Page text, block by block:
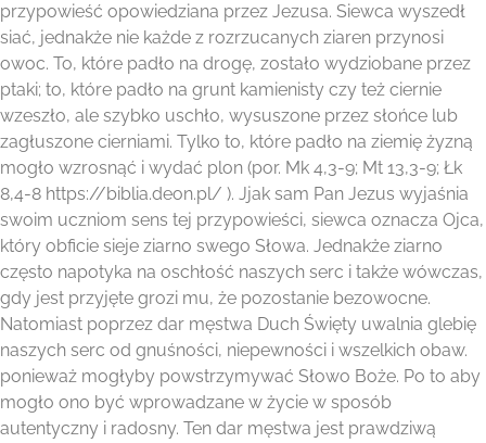
przypowieść opowiedziana przez Jezusa. Siewca wyszedł
siać, jednakże nie każde z rozrzucanych ziaren przynosi
owoc. To, które padło na drogę, zostało wydziobane przez
ptaki; to, które padło na grunt kamienisty czy też ciernie
wzeszło, ale szybko uschło, wysuszone przez słońce lub
zagłuszone cierniami. Tylko to, które padło na ziemię żyzną
mogło wzrosnąć i wydać plon (por. Mk 4,3-9; Mt 13,3-9; Łk
8,4-8 https://biblia.deon.pl/ ). Jjak sam Pan Jezus wyjaśnia
swoim uczniom sens tej przypowieści, siewca oznacza Ojca,
który obficie sieje ziarno swego Słowa. Jednakże ziarno
często napotyka na oschłość naszych serc i także wówczas,
gdy jest przyjęte grozi mu, że pozostanie bezowocne.
Natomiast poprzez dar męstwa Duch Święty uwalnia glebię
naszych serc od gnuśności, niepewności i wszelkich obaw.
ponieważ mogłyby powstrzymywać Słowo Boże. Po to aby
mogło ono być wprowadzane w życie w sposób
autentyczny i radosny. Ten dar męstwa jest prawdziwą